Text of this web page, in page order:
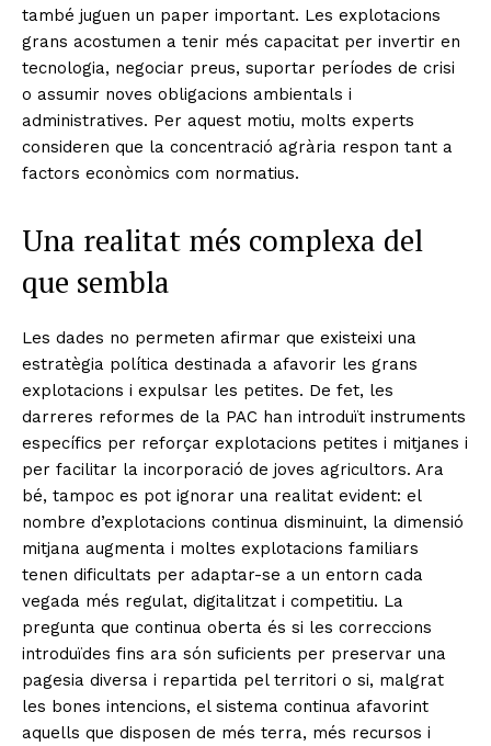
també juguen un paper important. Les explotacions
grans acostumen a tenir més capacitat per invertir en
tecnologia, negociar preus, suportar períodes de crisi
o assumir noves obligacions ambientals i
administratives. Per aquest motiu, molts experts
consideren que la concentració agrària respon tant a
factors econòmics com normatius.
Una realitat més complexa del
que sembla
Les dades no permeten afirmar que existeixi una
estratègia política destinada a afavorir les grans
explotacions i expulsar les petites. De fet, les
darreres reformes de la PAC han introduït instruments
específics per reforçar explotacions petites i mitjanes i
per facilitar la incorporació de joves agricultors. Ara
bé, tampoc es pot ignorar una realitat evident: el
nombre d’explotacions continua disminuint, la dimensió
mitjana augmenta i moltes explotacions familiars
tenen dificultats per adaptar-se a un entorn cada
vegada més regulat, digitalitzat i competitiu. La
pregunta que continua oberta és si les correccions
introduïdes fins ara són suficients per preservar una
pagesia diversa i repartida pel territori o si, malgrat
les bones intencions, el sistema continua afavorint
aquells que disposen de més terra, més recursos i